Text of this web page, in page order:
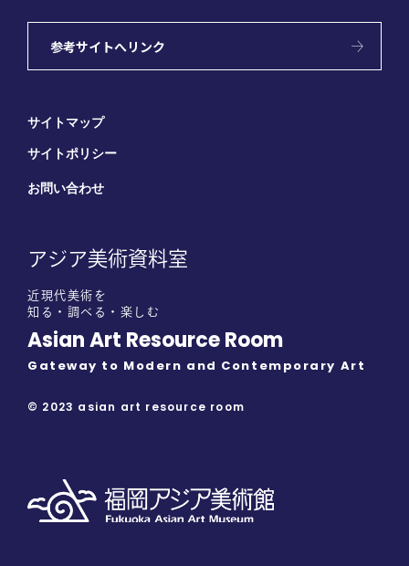
参考サイトへリンク
サイトマップ
サイトポリシー
お問い合わせ
アジア美術資料室
近現代美術を
知る・調べる・楽しむ
Asian Art Resource Room
Gateway to Modern and Contemporary Art
© 2023 asian art resource room